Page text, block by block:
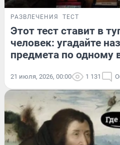
РАЗВЛЕЧЕНИЯ ТЕСТ
Этот тест ставит в
человек: угадайте
предмета по одному
21 июля, 2026, 00:00 1 131